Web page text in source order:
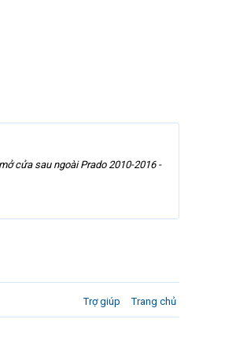
cửa sau ngoài Prado 2010-2016 -
Trợ giúp Trang chủ